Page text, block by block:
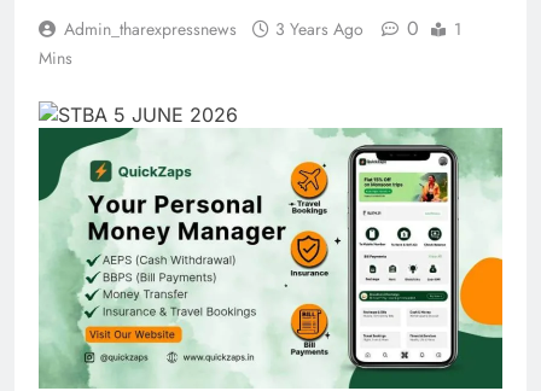
Admin_tharexpressnews 3 Years Ago 0
1
Mins